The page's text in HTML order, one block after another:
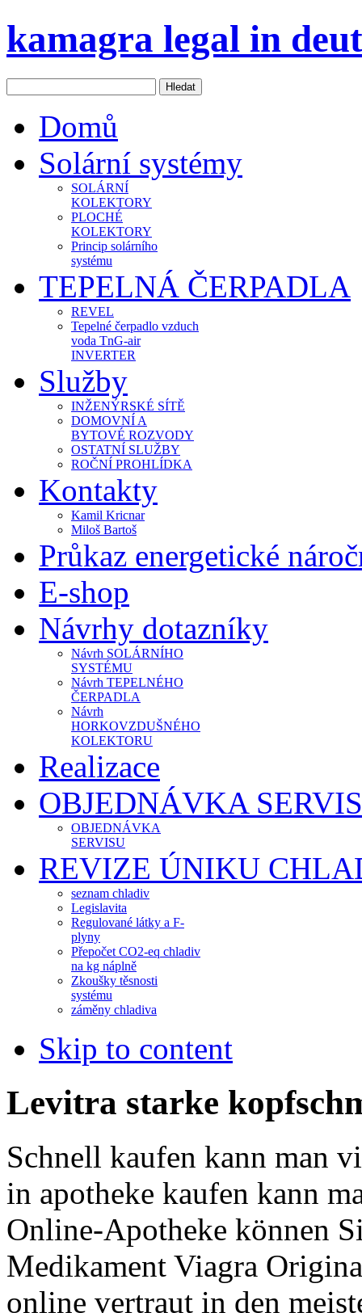
kamagra legal in
Domů
Solární systémy
SOLÁRNÍ
KOLEKTORY
PLOCHÉ
KOLEKTORY
Princip solárního
systému
TEPELNÁ ČERPADLA
REVEL
Tepelné čerpadlo vzduch
voda TnG-air
INVERTER
Služby
INŽENÝRSKÉ SÍTĚ
DOMOVNÍ A
BYTOVÉ ROZVODY
OSTATNÍ SLUŽBY
ROČNÍ PROHLÍDKA
Kontakty
Kamil Kricnar
Miloš Bartoš
Průkaz energetické
E-shop
Návrhy dotazníky
Návrh SOLÁRNÍHO
SYSTÉMU
Návrh TEPELNÉHO
ČERPADLA
Návrh
HORKOVZDUŠNÉHO
KOLEKTORU
Realizace
OBJEDNÁVKA
OBJEDNÁVKA
SERVISU
REVIZE ÚNIKU
seznam chladiv
Legislavita
Regulované látky a F-
plyny
Přepočet CO2-eq chladiv
na kg náplně
Zkoušky těsnosti
systému
záměny chladiva
Skip to content
Levitra starke
Schnell kaufen kann man
in apotheke kaufen kann
Online-Apotheke können
Medikament Viagra
online vertraut in den